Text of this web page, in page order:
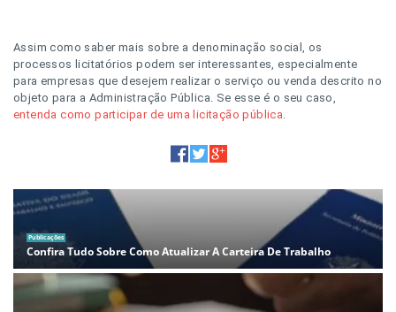
Assim como saber mais sobre a denominação social, os
processos licitatórios podem ser interessantes, especialmente
para empresas que desejem realizar o serviço ou venda descrito no
objeto para a Administração Pública. Se esse é o seu caso,
entenda como participar de uma licitação pública
Publicações
Confira Tudo Sobre Como Atualizar A Carteira De Trabalho